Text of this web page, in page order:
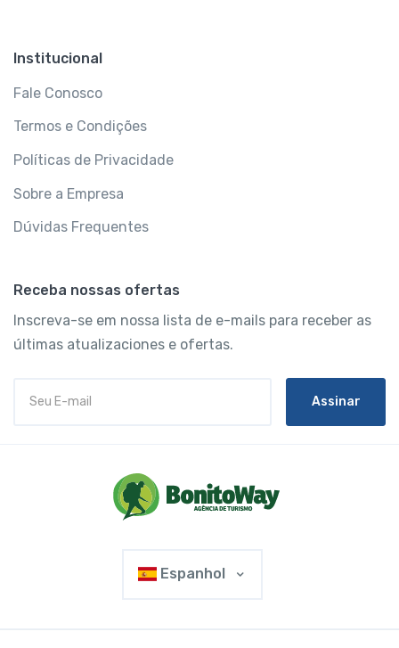
Institucional
Fale Conosco
Termos e Condições
Políticas de Privacidade
Sobre a Empresa
Dúvidas Frequentes
Receba nossas ofertas
Inscreva-se em nossa lista de e-mails para receber as
últimas atualizaciones e ofertas.
Assinar
Espanhol